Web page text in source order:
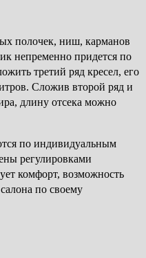
полочек, ниш, карманов
непременно придется по
третий ряд кресел, его
Сложив второй ряд и
длину отсека можно
по индивидуальным
регулировками
комфорт, возможность
по своему